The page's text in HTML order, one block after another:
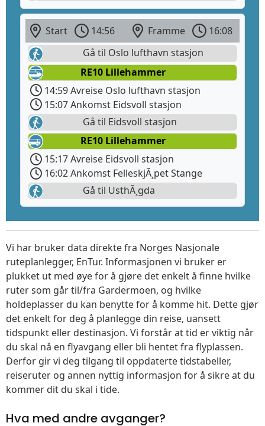
Start 14:56 Framme
16:08
Gå til Oslo lufthavn stasjon
RE10 Lillehammer
14:59 Avreise Oslo lufthavn stasjon
15:07 Ankomst Eidsvoll stasjon
Gå til Eidsvoll stasjon
RE10 Lillehammer
15:17 Avreise Eidsvoll stasjon
16:02 Ankomst FelleskjÃ¸pet Stange
Gå til UsthÃ¸gda
Vi har bruker data direkte fra Norges Nasjonale
ruteplanlegger, EnTur. Informasjonen vi bruker er
plukket ut med øye for å gjøre det enkelt å finne hvilke
ruter som går til/fra Gardermoen, og hvilke
holdeplasser du kan benytte for å komme hit. Dette gjør
det enkelt for deg å planlegge din reise, uansett
tidspunkt eller destinasjon. Vi forstår at tid er viktig når
du skal nå en flyavgang eller bli hentet fra flyplassen.
Derfor gir vi deg tilgang til oppdaterte tidstabeller,
reiseruter og annen nyttig informasjon for å sikre at du
kommer dit du skal i tide.
Hva med andre avganger?